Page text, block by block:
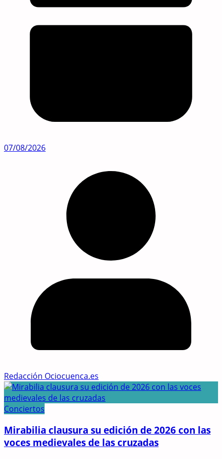
07/08/2026
Redacción Ociocuenca.es
Conciertos
Mirabilia clausura su edición de 2026 con las
voces medievales de las cruzadas